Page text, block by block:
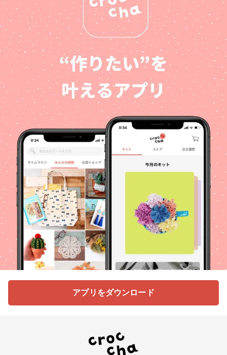
アプリをダウンロード